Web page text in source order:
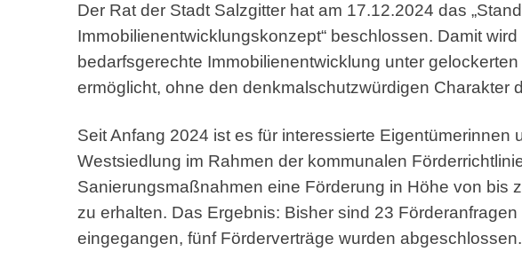
Der Rat der Stadt Salzgitter hat am 17.12.2024 das
Immobilienentwicklungskonzept“ beschlossen. Damit
bedarfsgerechte Immobilienentwicklung unter
ermöglicht, ohne den denkmalschutzwürdigen Charakter
Seit Anfang 2024 ist es für interessierte Eigentümerinnen
Westsiedlung im Rahmen der kommunalen
Sanierungsmaßnahmen eine Förderung in Höhe von bis
zu erhalten. Das Ergebnis: Bisher sind 23
eingegangen, fünf Förderverträge wurden abgeschlossen.